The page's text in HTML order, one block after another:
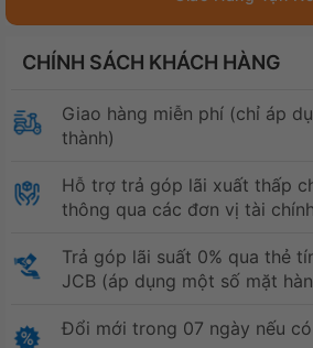
CHÍNH SÁCH KHÁCH HÀNG
Giao hàng miễn phí (chỉ áp
thành)
Hỗ trợ trả góp lãi xuất thấp
thông qua các đơn vị tài chính
Trả góp lãi suất 0% qua thẻ
JCB (áp dụng một số mặt
Đổi mới trong 07 ngày nếu